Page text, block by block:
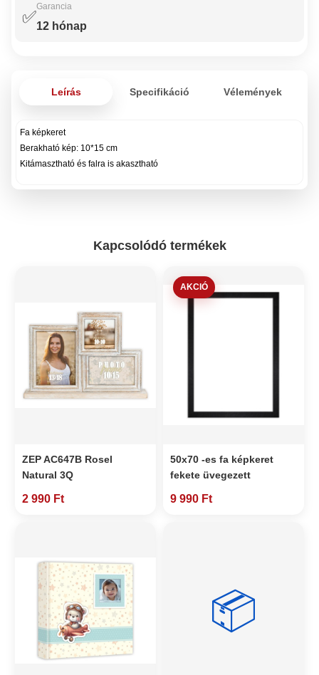
✅
Garancia
12 hónap
Leírás Specifikáció Vélemények
Fa képkeret
Berakható kép: 10*15 cm
Kitámasztható és falra is akasztható
Kapcsolódó termékek
ZEP AC647B Rosel
Natural 3Q
2 990 Ft
AKCIÓ
50x70 -es fa képkeret
fekete üvegezett
9 990 Ft
📦